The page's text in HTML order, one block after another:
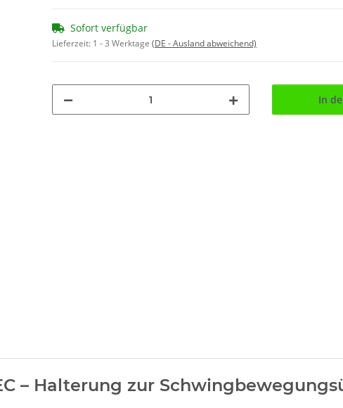
Sofort verfügbar
Lieferzeit: 1 - 3 Werktage (DE - Ausland abweichend)
In
– Halterung zur